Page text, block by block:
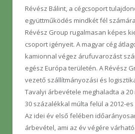
Révész Bálint, a cégcsoport
együttműködés mindkét fél
Révész Group rugalmasan képes
csoport igényeit. A magyar cég
kamionnal végez árufuvarozást
egész Európa területén. A Révész
vezető szállítmányozási és
Tavalyi árbevétele meghaladta a
30 százalékkal múlta felül a 2012-
Az idei év első felében
árbevétel, ami az év végére